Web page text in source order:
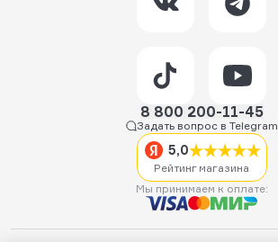
8 800 200-11-45
Задать вопрос в Telegram
5,0
Рейтинг магазина
Мы принимаем к оплате: